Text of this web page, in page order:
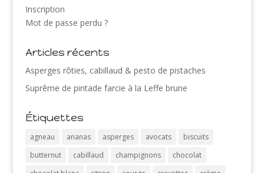
Inscription
Mot de passe perdu ?
Articles récents
Asperges rôties, cabillaud & pesto de pistaches
Suprême de pintade farcie à la Leffe brune
Étiquettes
agneau ananas asperges avocats
biscuits
butternut
cabillaud champignons
chocolat